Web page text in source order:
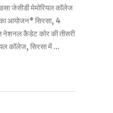
जेसीडी मेमोरियल कॉलेज
का आयोजन* सिरसा, 4
नेशनल कैडेट कोर की तीसरी
कॉलेज, सिरसा में